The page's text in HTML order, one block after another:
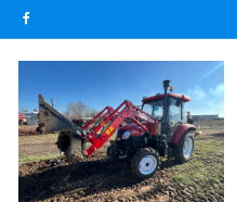
Skip
to
content